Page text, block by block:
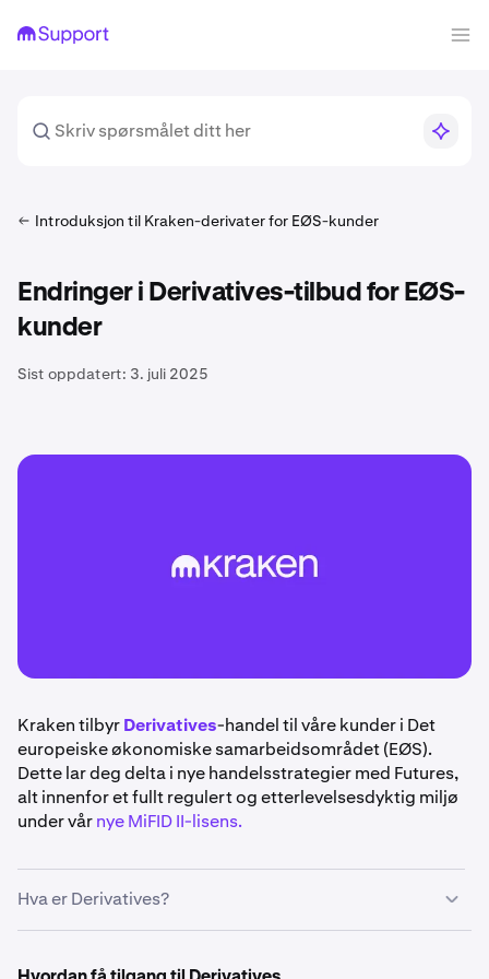
Introduksjon til Kraken-derivater for EØS-kunder
Endringer i Derivatives-tilbud for EØS-
kunder
Sist oppdatert: 3. juli 2025
Kraken tilbyrDerivatives-handel til våre kunder i Det
europeiske økonomiske samarbeidsområdet (EØS).
Dette lar deg delta i nye handelsstrategier med Futures,
alt innenfor et fullt regulert og etterlevelsesdyktig miljø
under vårnye MiFID II-lisens.
Hva er Derivatives?
verdi fra et underliggende aktivum, for eksempel